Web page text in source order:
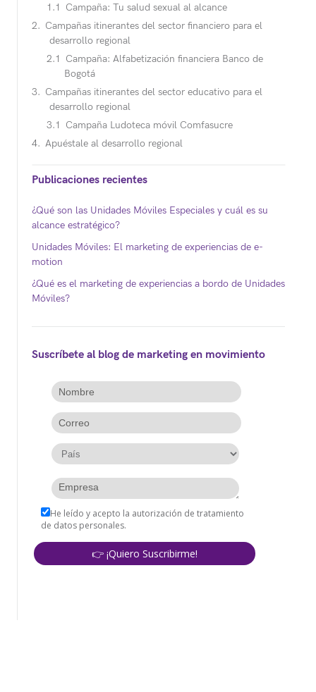
Campaña: Tu salud sexual al alcance
Campañas itinerantes del sector financiero para el
desarrollo regional
Campaña: Alfabetización financiera Banco de
Bogotá
Campañas itinerantes del sector educativo para el
desarrollo regional
Campaña Ludoteca móvil Comfasucre
Apuéstale al desarrollo regional
Publicaciones recientes
¿Qué son las Unidades Móviles Especiales y cuál es su
alcance estratégico?
Unidades Móviles: El marketing de experiencias de e-
motion
¿Qué es el marketing de experiencias a bordo de Unidades
Móviles?
Suscríbete al blog de marketing en movimiento